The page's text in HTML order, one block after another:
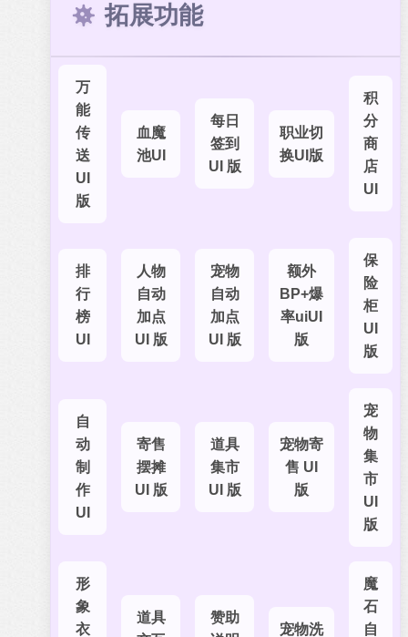
拓展功能
万
能
传
送
UI
版
血魔
池UI
每日
签到
UI 版
职业切
换UI版
积
分
商
店
UI
排
行
榜
UI
人物
自动
加点
UI 版
宠物
自动
加点
UI 版
额外
BP+爆
率uiUI
版
保
险
柜
UI
版
自
动
制
作
UI
寄售
摆摊
UI 版
道具
集市
UI 版
宠物寄
售 UI
版
宠
物
集
市
UI
版
形
象
衣
道具
赞助
宠物洗
魔
石
自